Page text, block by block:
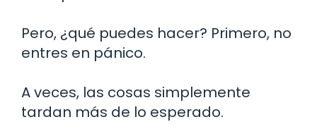
Pero, ¿qué puedes hacer? Primero, no
entres en pánico.
A veces, las cosas simplemente
tardan más de lo esperado.